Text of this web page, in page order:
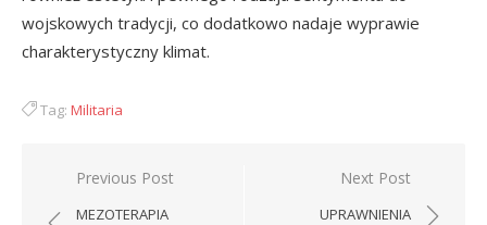
wojskowych tradycji, co dodatkowo nadaje wyprawie
charakterystyczny klimat.
Tag: Militaria
Nawigacja
wpisu
Previous Post
MEZOTERAPIA
Next Post
UPRAWNIENIA